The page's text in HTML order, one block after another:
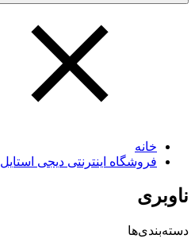
خانه
فروشگاه اینترنتی دیجی استایل
ناوبری
دسته‌بندی‌ها